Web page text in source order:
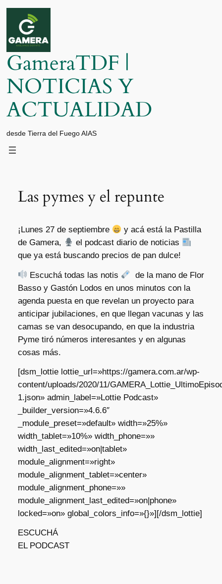
Saltar
contenido
GameraTDF |
NOTICIAS Y
ACTUALIDAD
desde Tierra del Fuego AIAS
Las pymes y el repunte
¡Lunes 27 de septiembre
y acá está la Pastilla
de Gamera,
el podcast diario de noticias
que ya está buscando precios de pan dulce!
Escuchá todas las notis
de la mano de Flor
Basso y Gastón Lodos en unos minutos con la
agenda puesta en que revelan un proyecto para
anticipar jubilaciones, en que llegan vacunas y las
camas se van desocupando, en que la industria
Pyme tiró números interesantes y en algunas
cosas más.
[dsm_lottie lottie_url=»https://gamera.com.ar/wp-
content/uploads/2020/11/
1.json» admin_label=»Lottie Podcast»
_builder_version=»4.6.6″
_module_preset=»default» width=»25%»
width_tablet=»10%» width_phone=»»
width_last_edited=»on|tablet»
module_alignment=»right»
module_alignment_tablet=»center»
module_alignment_phone=»»
module_alignment_last_edited=»on|phone»
locked=»on» global_colors_info=»{}»][/dsm_lottie]
ESCUCHÁ
EL PODCAST